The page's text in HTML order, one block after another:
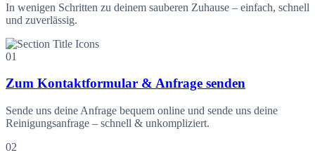
In wenigen Schritten zu deinem sauberen Zuhause – einfach, schnell
und zuverlässig.
01
Zum Kontaktformular & Anfrage senden
Sende uns deine Anfrage bequem online und sende uns deine
Reinigungsanfrage – schnell & unkompliziert.
02